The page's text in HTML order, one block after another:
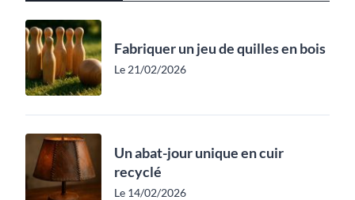
Fabriquer un jeu de quilles en bois
Le 21/02/2026
Un abat-jour unique en cuir
recyclé
Le 14/02/2026